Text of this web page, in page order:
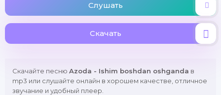
Слушать
Скачать
Скачайте песню Azoda - Ishim boshdan oshganda в
mp3 или слушайте онлайн в хорошем качестве, отличное
звучание и удобный плеер.